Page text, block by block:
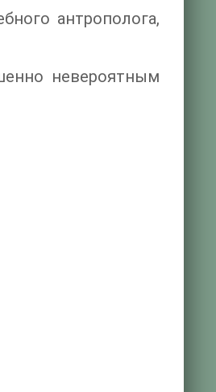
антрополога,
невероятным